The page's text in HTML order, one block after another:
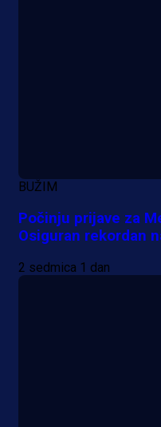
BUŽIM
Počinju prijave za
Osiguran rekordan
2 sedmica 1 dan